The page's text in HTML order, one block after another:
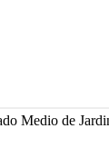
Medio de